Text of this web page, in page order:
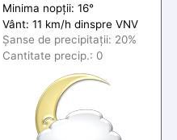
Minima nopții: 16°
Vânt: 11 km/h dinspre VNV
Șanse de precipitații: 20%
Cantitate precip.: 0